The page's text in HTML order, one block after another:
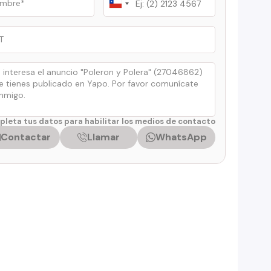
Chile
+56
tus datos para habilitar los medios de contacto
Contactar Llamar WhatsApp